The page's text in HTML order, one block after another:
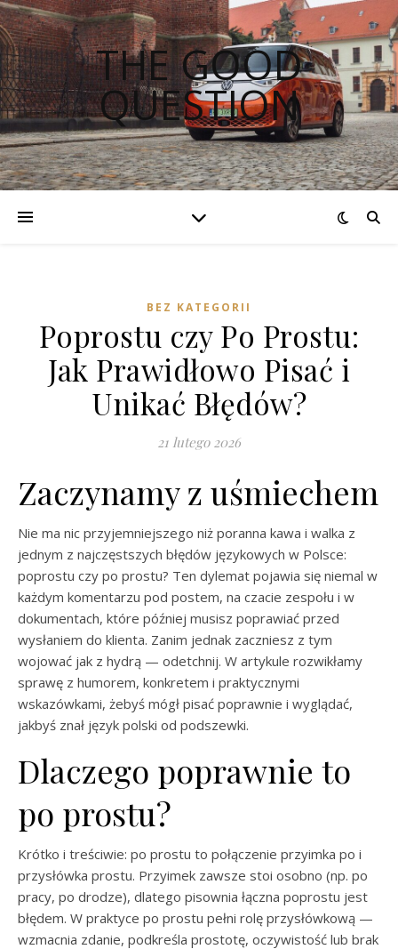
THE GOOD
QUESTION
BEZ KATEGORII
Poprostu czy Po Prostu:
Jak Prawidłowo Pisać i
Unikać Błędów?
21 lutego 2026
Zaczynamy z uśmiechem
Nie ma nic przyjemniejszego niż poranna kawa i walka z
jednym z najczęstszych błędów językowych w Polsce:
poprostu czy po prostu? Ten dylemat pojawia się niemal w
każdym komentarzu pod postem, na czacie zespołu i w
dokumentach, które później musisz poprawiać przed
wysłaniem do klienta. Zanim jednak zaczniesz z tym
wojować jak z hydrą — odetchnij. W artykule rozwikłamy
sprawę z humorem, konkretem i praktycznymi
wskazówkami, żebyś mógł pisać poprawnie i wyglądać,
jakbyś znał język polski od podszewki.
Dlaczego poprawnie to
po prostu?
Krótko i treściwie: po prostu to połączenie przyimka po i
przysłówka prostu. Przyimek zawsze stoi osobno (np. po
pracy, po drodze), dlatego pisownia łączna poprostu jest
błędem. W praktyce po prostu pełni rolę przysłówkową —
wzmacnia zdanie, podkreśla prostotę, oczywistość lub brak